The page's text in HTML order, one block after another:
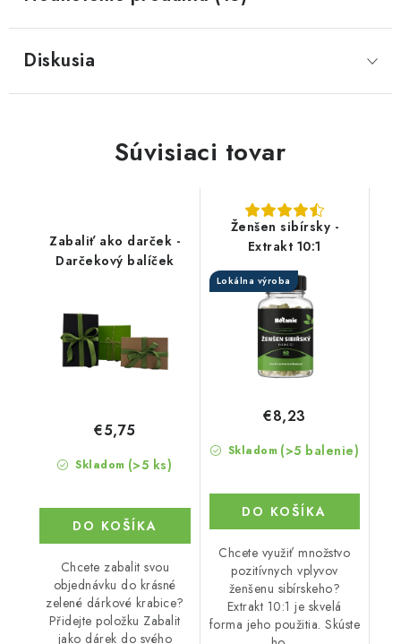
Diskusia
Súvisiaci tovar
Zabaliť ako darček -
Darčekový balíček
Skladom (>5 ks)
€5,75
DO KOŠÍKA
Chcete zabalit svou
objednávku do krásné
zelené dárkové krabice?
Přidejte položku Zabalit
jako dárek do svého
Ženšen sibírsky -
Extrakt 10:1
Lokálna výroba
Skladom (>5 balenie)
€8,23
DO KOŠÍKA
Chcete využiť množstvo
pozitívnych vplyvov
ženšenu sibírskeho?
Extrakt 10:1 je skvelá
forma jeho použitia. Skúste